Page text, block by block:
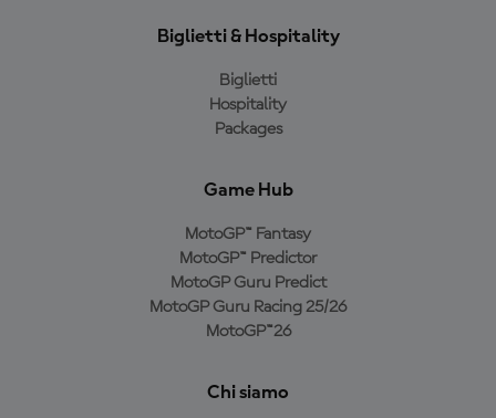
Biglietti & Hospitality
Biglietti
Hospitality
Packages
Game Hub
MotoGP™ Fantasy
MotoGP™ Predictor
MotoGP Guru Predict
MotoGP Guru Racing 25/26
MotoGP™26
Chi siamo